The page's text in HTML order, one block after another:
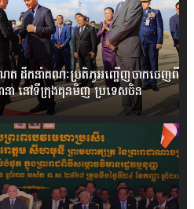
ត ដឹកនាំគណៈប្រតិភូអញ្ជើញចាកចេញពី
នា នៅទីក្រុងគុនមិញ ប្រទេសចិន